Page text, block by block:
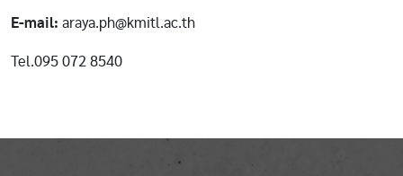
E-mail: araya.ph@kmitl.ac.th
Tel.095 072 8540